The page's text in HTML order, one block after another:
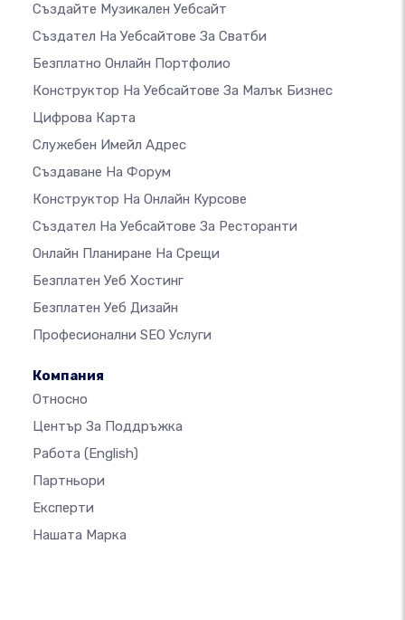
Създайте Музикален Уебсайт
Създател На Уебсайтове За Сватби
Безплатно Онлайн Портфолио
Конструктор На Уебсайтове За Малък Бизнес
Цифрова Карта
Служебен Имейл Адрес
Създаване На Форум
Конструктор На Онлайн Курсове
Създател На Уебсайтове За Ресторанти
Онлайн Планиране На Срещи
Безплатен Уеб Хостинг
Безплатен Уеб Дизайн
Професионални SEO Услуги
Компания
Относно
Център За Поддръжка
Работа (English)
Партньори
Експерти
Нашата Марка